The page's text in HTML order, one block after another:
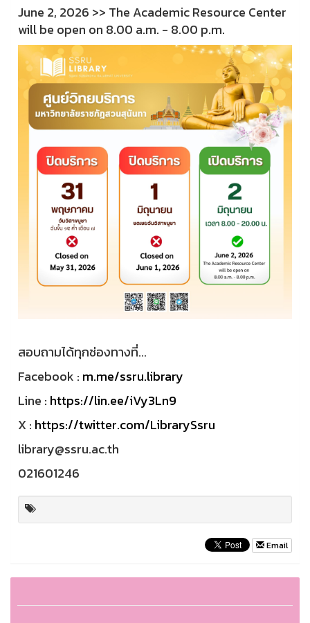
June 2, 2026 >> The Academic Resource Center
will be open on 8.00 a.m. - 8.00 p.m.
สอบถามได้ทุกช่องทางที่...
Facebook : m.me/ssru.library
Line : https://lin.ee/iVy3Ln9
X : https://twitter.com/LibrarySsru
library@ssru.ac.th
021601246
Email